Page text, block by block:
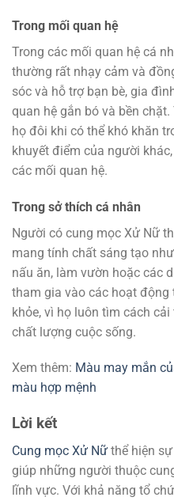
Trong mối quan hệ
Trong các mối quan hệ cá
thường rất nhạy cảm và
sóc và hỗ trợ bạn bè, gia
quan hệ gắn bó và bền
họ đôi khi có thể khó khăn
khuyết điểm của người
các mối quan hệ.
Trong sở thích cá nhân
Người có cung mọc Xử Nữ
mang tính chất sáng tạo
nấu ăn, làm vườn hoặc các
tham gia vào các hoạt
khỏe, vì họ luôn tìm cách
chất lượng cuộc sống.
Xem thêm: Màu may mắn
màu hợp mệnh
Lời kết
Cung mọc Xử Nữ thể hiện
giúp những người thuộc
lĩnh vực. Với khả năng tổ